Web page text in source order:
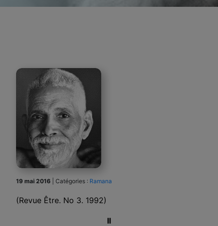
19 mai 2016 Catégories : Ramana
(Revue Être. No 3. 1992)
II